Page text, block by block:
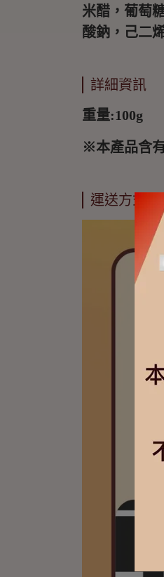
米醋，葡萄
酸鈉，己二
詳細資訊
重量:100g
※本產品含
運送方式